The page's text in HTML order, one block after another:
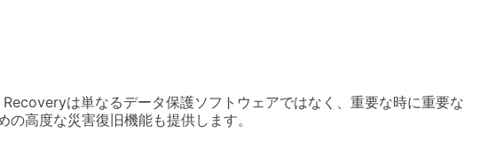
は単なるデータ保護ソフトウェアではなく、重要な時に重要な
の高度な災害復旧機能も提供します。